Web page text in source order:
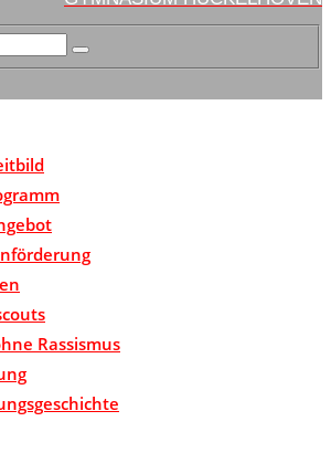
Rassismus